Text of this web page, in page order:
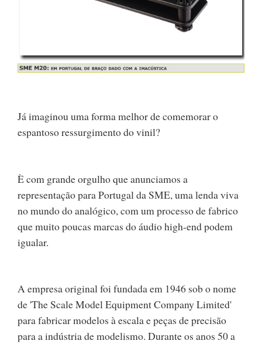
Já imaginou uma forma melhor de comemorar o
espantoso ressurgimento do vinil?
È com grande orgulho que anunciamos a
representação para Portugal da SME, uma lenda viva
no mundo do analógico, com um processo de fabrico
que muito poucas marcas do áudio high-end podem
igualar.
A empresa original foi fundada em 1946 sob o nome
de 'The Scale Model Equipment Company Limited'
para fabricar modelos à escala e peças de precisão
para a indústria de modelismo. Durante os anos 50 a